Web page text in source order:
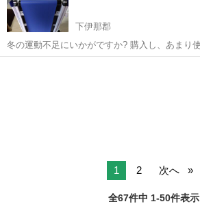
下伊那郡
冬の運動不足にいかがですか? 購入し、あまり使用していません。 電
動では無いので、電気代はかかりません。
1 2 次へ
全67件中 1-50件表示